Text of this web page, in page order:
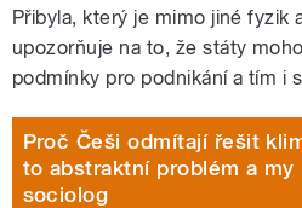
Přibyla, který je mimo jiné fyzik
upozorňuje na to, že státy
podmínky pro podnikání a tím i
Proč Češi odmítají řešit
to abstraktní problém a my
sociolog